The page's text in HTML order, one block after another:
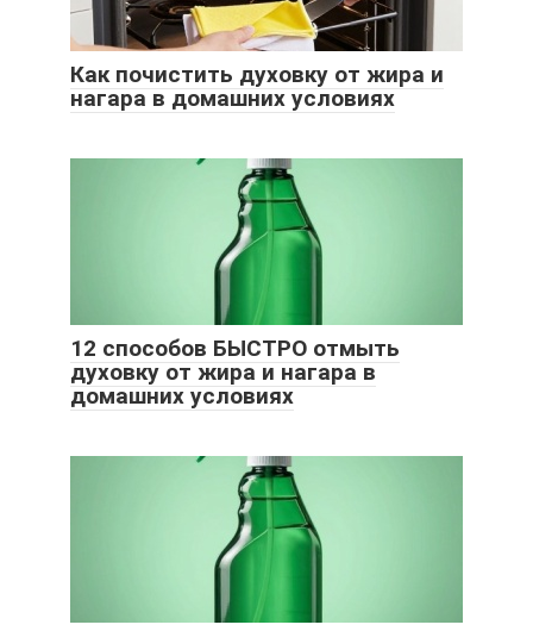
Как почистить духовку от жира и
нагара в домашних условиях
12 способов БЫСТРО отмыть
духовку от жира и нагара в
домашних условиях